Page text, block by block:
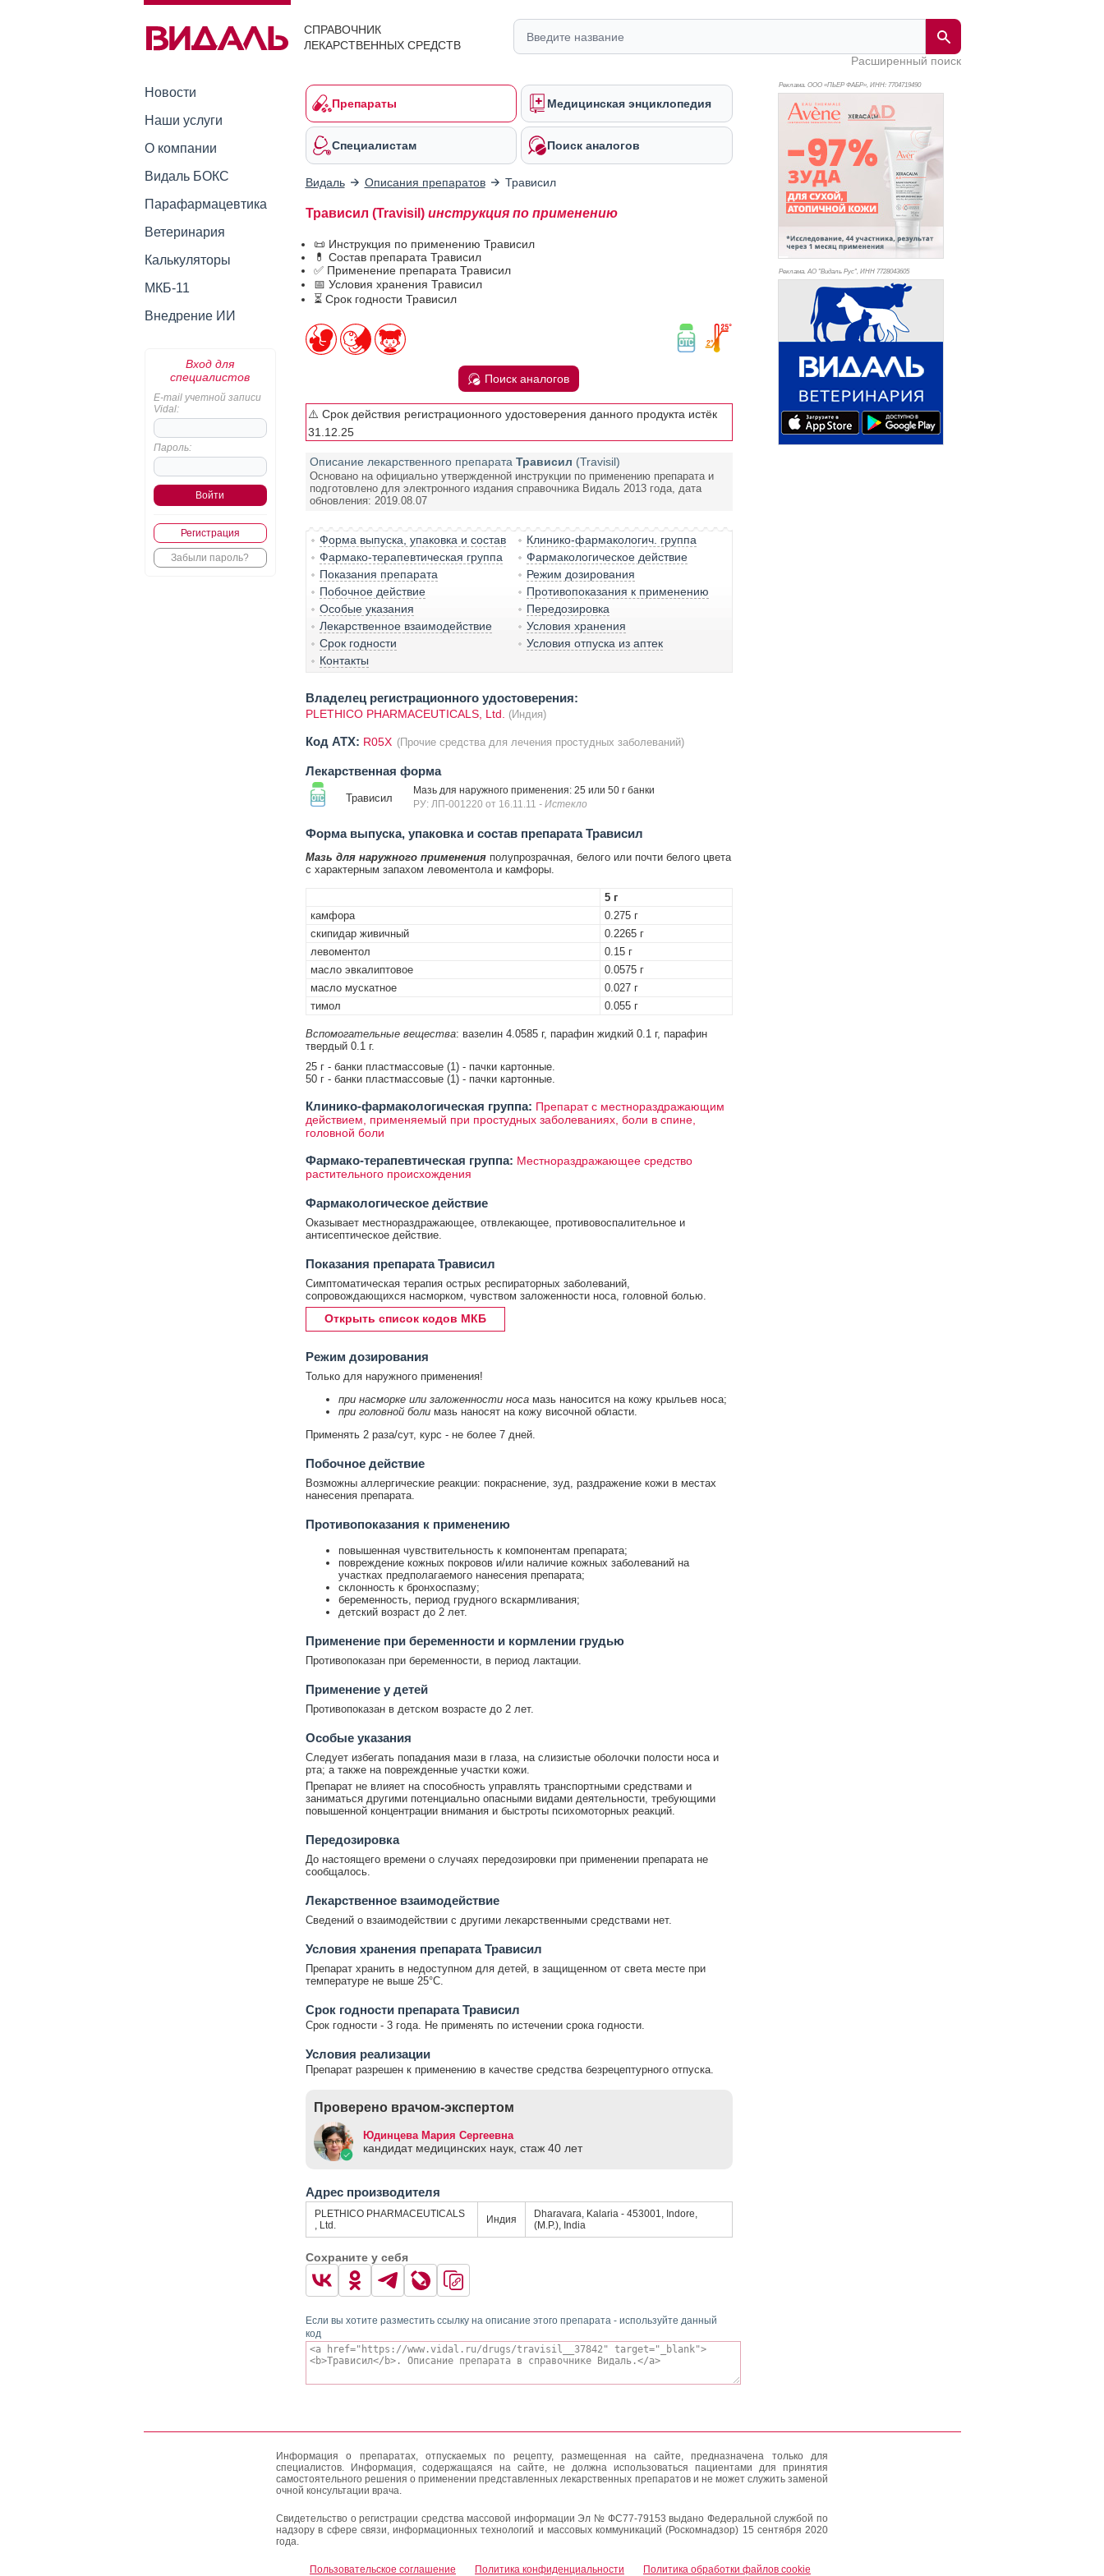
СПРАВОЧНИК
ЛЕКАРСТВЕННЫХ СРЕДСТВ
Расширенный поиск
Новости
Наши услуги
О компании
Видаль БОКС
Парафармацевтика
Ветеринария
Калькуляторы
МКБ-11
Внедрение ИИ
Вход для
специалистов
E-mail учетной записи
Vidal:
Пароль:
Регистрация
Забыли пароль?
Препараты Медицинская энциклопедия
Специалистам Поиск аналогов
Видаль Описания препаратов Трависил
Трависил (Travisil) инструкция по применению
📜 Инструкция по применению Трависил
💊 Состав препарата Трависил
✅ Применение препарата Трависил
📅 Условия хранения Трависил
⏳ Срок годности Трависил
Поиск аналогов
⚠️ Срок действия регистрационного удостоверения данного продукта истёк
31.12.25
Описание лекарственного препарата Трависил (Travisil)
Основано на официально утвержденной инструкции по применению препарата и
подготовлено для электронного издания справочника Видаль 2013 года, дата
обновления: 2019.08.07
Форма выпуска, упаковка и состав
Клинико-фармакологич. группа
Фармако-терапевтическая группа
Фармакологическое действие
Показания препарата
Режим дозирования
Побочное действие
Противопоказания к применению
Особые указания
Передозировка
Лекарственное взаимодействие
Условия хранения
Срок годности
Условия отпуска из аптек
Контакты
Владелец регистрационного удостоверения:
PLETHICO PHARMACEUTICALS, Ltd. (Индия)
Код ATX: R05X (Прочие средства для лечения простудных заболеваний)
Лекарственная форма
Трависил
Мазь для наружного применения: 25 или 50 г банки
РУ: ЛП-001220 от 16.11.11 - Истекло
Форма выпуска, упаковка и состав препарата Трависил
Мазь для наружного примененияполупрозрачная, белого или почти белого цвета
с характерным запахом левоментола и камфоры.
5 г
камфора
0.275 г
скипидар живичный
0.2265 г
левоментол
0.15 г
масло эвкалиптовое
0.0575 г
масло мускатное
0.027 г
тимол
0.055 г
Вспомогательные вещества: вазелин 4.0585 г, парафин жидкий 0.1 г, парафин
твердый 0.1 г.
25 г - банки пластмассовые (1) - пачки картонные.
50 г - банки пластмассовые (1) - пачки картонные.
Клинико-фармакологическая группа: Препарат с местнораздражающим
действием, применяемый при простудных заболеваниях, боли в спине,
головной боли
Фармако-терапевтическая группа: Местнораздражающее средство
растительного происхождения
Фармакологическое действие
Оказывает местнораздражающее, отвлекающее, противовоспалительное и
антисептическое действие.
Показания препарата Трависил
Симптоматическая терапия острых респираторных заболеваний,
сопровождающихся насморком, чувством заложенности носа, головной болью.
Открыть список кодов МКБ
Режим дозирования
Только для наружного применения!
при насморке или заложенности носамазь наносится на кожу крыльев носа;
при головной болимазь наносят на кожу височной области.
Применять 2 раза/сут, курс - не более 7 дней.
Побочное действие
Возможны аллергические реакции: покраснение, зуд, раздражение кожи в местах
нанесения препарата.
Противопоказания к применению
повышенная чувствительность к компонентам препарата;
повреждение кожных покровов и/или наличие кожных заболеваний на
участках предполагаемого нанесения препарата;
склонность к бронхоспазму;
беременность, период грудного вскармливания;
детский возраст до 2 лет.
Применение при беременности и кормлении грудью
Противопоказан при беременности, в период лактации.
Применение у детей
Противопоказан в детском возрасте до 2 лет.
Особые указания
Следует избегать попадания мази в глаза, на слизистые оболочки полости носа и
рта; а также на поврежденные участки кожи.
Препарат не влияет на способность управлять транспортными средствами и
заниматься другими потенциально опасными видами деятельности, требующими
повышенной концентрации внимания и быстроты психомоторных реакций.
Передозировка
До настоящего времени о случаях передозировки при применении препарата не
сообщалось.
Лекарственное взаимодействие
Сведений о взаимодействии с другими лекарственными средствами нет.
Условия хранения препарата Трависил
Препарат хранить в недоступном для детей, в защищенном от света месте при
температуре не выше 25°С.
Срок годности препарата Трависил
Срок годности - 3 года. Не применять по истечении срока годности.
Условия реализации
Препарат разрешен к применению в качестве средства безрецептурного отпуска.
Проверено врачом-экспертом
Юдинцева Мария Сергеевна
кандидат медицинских наук, стаж 40 лет
Адрес производителя
PLETHICO PHARMACEUTICALS
, Ltd.
Индия
Dharavara, Kalaria - 453001, Indore,
(M.P.), India
Сохраните у себя
Если вы хотите разместить ссылку на описание этого препарата - используйте данный
код
Реклама. ООО «ПЬЕР ФАБР», ИНН: 7704719490
Реклама. АО "Видаль Рус", ИНН 7728043605
Информация о препаратах, отпускаемых по рецепту, размещенная на сайте, предназначена только для
специалистов. Информация, содержащаяся на сайте, не должна использоваться пациентами для принятия
самостоятельного решения о применении представленных лекарственных препаратов и не может служить заменой
очной консультации врача.
Свидетельство о регистрации средства массовой информации Эл № ФС77-79153 выдано Федеральной службой по
надзору в сфере связи, информационных технологий и массовых коммуникаций (Роскомнадзор) 15 сентября 2020
года.
Пользовательское соглашение Политика конфиденциальности Политика обработки файлов cookie